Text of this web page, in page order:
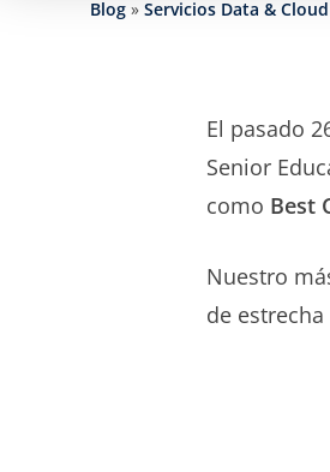
Blog » Servicios Data & Cloud
El pasado
Senior
como Best
Nuestro
de